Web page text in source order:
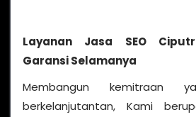
Layanan Jasa SEO
Garansi Selamanya
Membangun kemitraan
berkelanjutantan, Kami